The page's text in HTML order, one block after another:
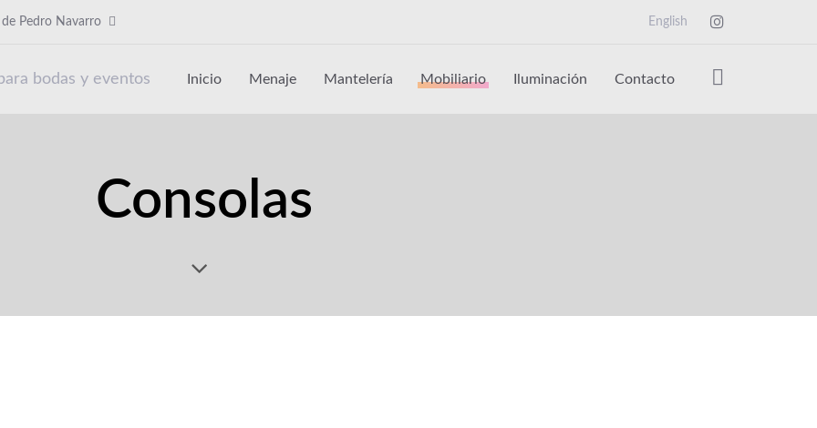
Pedro Navarro English
Inicio Menaje Mantelería Mobiliario Iluminación Contacto
Consolas